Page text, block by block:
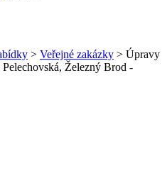
> Veřejné zakázky > Úpravy
Pelechovská, Železný Brod -